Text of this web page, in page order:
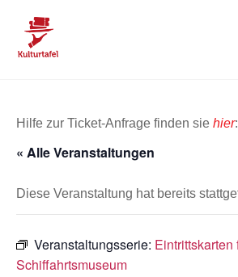
content
Hilfe zur Ticket-Anfrage finden sie hier:
« Alle Veranstaltungen
Diese Veranstaltung hat bereits
Veranstaltungsserie:
Schiffahrtsmuseum